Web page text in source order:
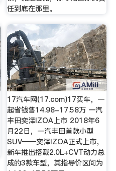
任到底在那里。
17汽车网(17.com)17买车，一
起省钱售14.98-17.58万 一汽
丰田奕泽IZOA上市 2018年6
月22日，一汽丰田首款小型
SUV——奕泽IZOA正式上市，
新车推出搭载2.0L+CVT动力总
成的3款车型，其指导价区间为